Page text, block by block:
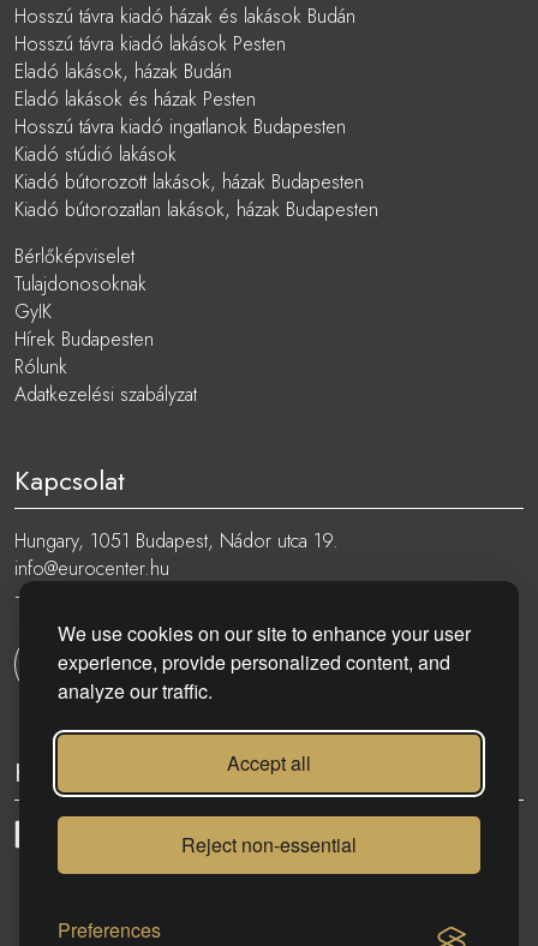
We use cookies on our site to enhance your user
experience, provide personalized content, and
analyze our traffic.
Accept all
Reject non-essential
Preferences
Hosszú távra kiadó házak és lakások Budán
Hosszú távra kiadó lakások Pesten
Eladó lakások, házak Budán
Eladó lakások és házak Pesten
Hosszú távra kiadó ingatlanok Budapesten
Kiadó stúdió lakások
Kiadó bútorozott lakások, házak Budapesten
Kiadó bútorozatlan lakások, házak Budapesten
Bérlőképviselet
Tulajdonosoknak
GyIK
Hírek Budapesten
Rólunk
Adatkezelési szabályzat
Kapcsolat
Hungary, 1051 Budapest, Nádor utca 19.
info@eurocenter.hu
+36 20 919 0005
Kapcsolatfelvétel
Kövess minket: